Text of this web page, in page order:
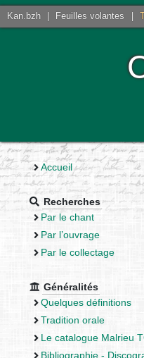
Kan.bzh Feuilles volantes
Accueil
Recherches
Par le chant
Par l’ouvrage
Par le collectage
Généralités
Quelques définitions
Tradition orale
Le catalogue Malrieu
Bibliographie -